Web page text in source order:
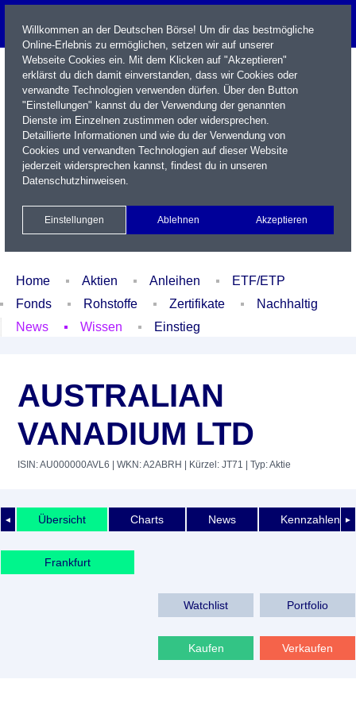
Name / WKN / ISIN / Kürzel
Xetra Realtime
Watchlist Portfolio Login
Home Aktien Anleihen
ETF/ETP
Fonds
Rohstoffe Zertifikate
Nachhaltig
News
Wissen Einstieg
AUSTRALIAN
VANADIUM LTD
ISIN: AU000000AVL6 | WKN: A2ABRH | Kürzel: JT71 | Typ: Aktie
◄ ►
Übersicht Charts News Kennzahlen
Frankfurt
Watchlist Portfolio
Kaufen Verkaufen
Willkommen an der Deutschen Börse! Um dir das bestmögliche
Online-Erlebnis zu ermöglichen, setzen wir auf unserer
Webseite Cookies ein. Mit dem Klicken auf "Akzeptieren"
erklärst du dich damit einverstanden, dass wir Cookies oder
verwandte Technologien verwenden dürfen. Über den Button
"Einstellungen" kannst du der Verwendung der genannten
Dienste im Einzelnen zustimmen oder widersprechen.
Detaillierte Informationen und wie du der Verwendung von
Cookies und verwandten Technologien auf dieser Website
jederzeit widersprechen kannst, findest du in unseren
Datenschutzhinweisen.
Einstellungen Ablehnen Akzeptieren